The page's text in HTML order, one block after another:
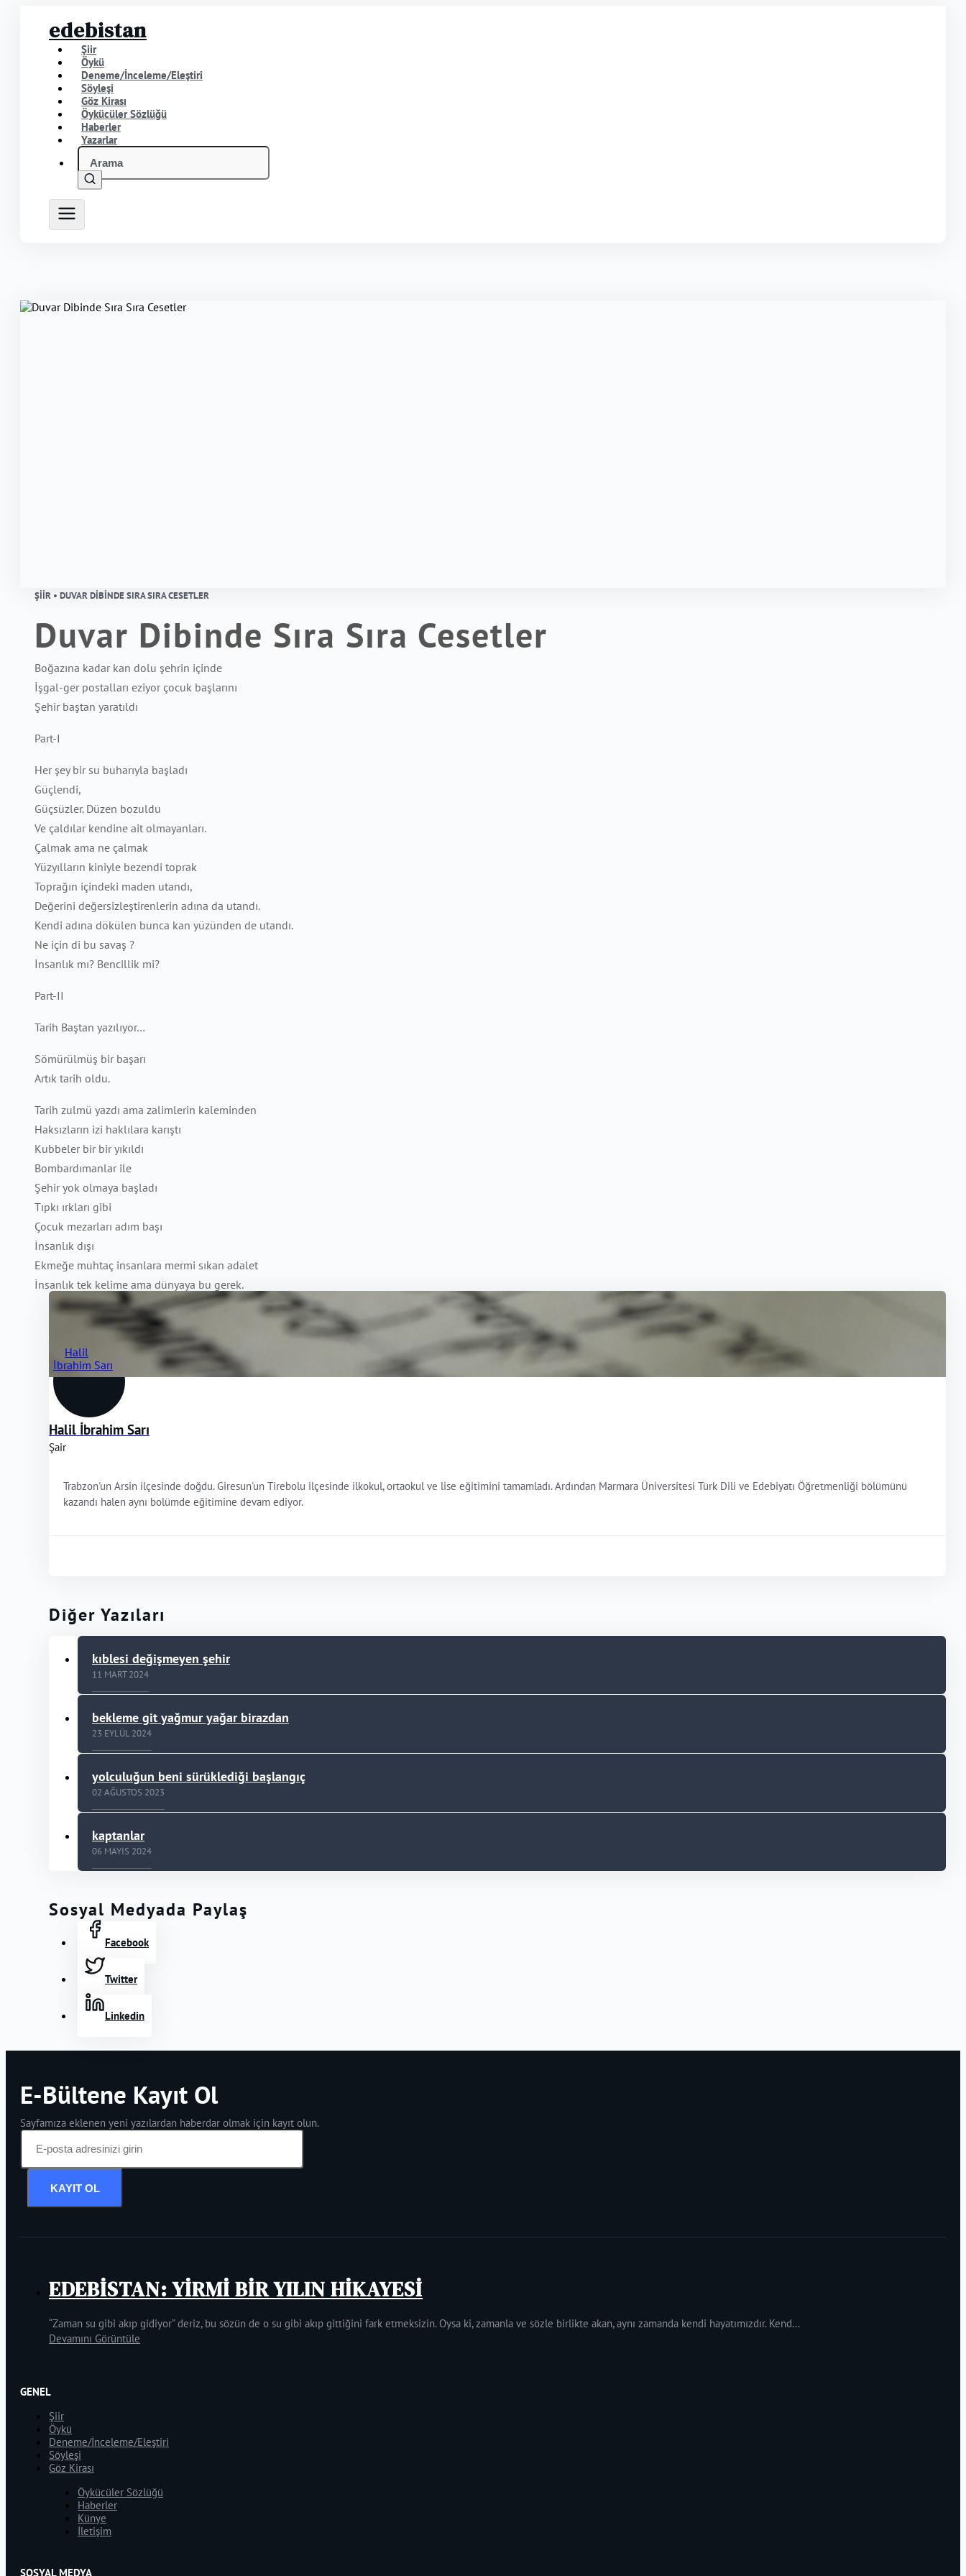
edebistan
Şiir
Öykü
Deneme/İnceleme/Eleştiri
Söyleşi
Göz Kirası
Öykücüler Sözlüğü
Haberler
Yazarlar
ŞIIR • DUVAR DIBINDE SIRA SIRA CESETLER
Duvar Dibinde Sıra Sıra Cesetler
Boğazına kadar kan dolu şehrin içinde
İşgal-ger postalları eziyor çocuk başlarını
Şehir baştan yaratıldı
Part-I
Her şey bir su buharıyla başladı
Güçlendi,
Güçsüzler. Düzen bozuldu
Ve çaldılar kendine ait olmayanları.
Çalmak ama ne çalmak
Yüzyılların kiniyle bezendi toprak
Toprağın içindeki maden utandı,
Değerini değersizleştirenlerin adına da utandı.
Kendi adına dökülen bunca kan yüzünden de utandı.
Ne için di bu savaş ?
İnsanlık mı? Bencillik mi?
Part-II
Tarih Baştan yazılıyor…
Sömürülmüş bir başarı
Artık tarih oldu.
Tarih zulmü yazdı ama zalimlerin kaleminden
Haksızların izi haklılara karıştı
Kubbeler bir bir yıkıldı
Bombardımanlar ile
Şehir yok olmaya başladı
Tıpkı ırkları gibi
Çocuk mezarları adım başı
İnsanlık dışı
Ekmeğe muhtaç insanlara mermi sıkan adalet
İnsanlık tek kelime ama dünyaya bu gerek.
Halil İbrahim Sarı
Şair
Trabzon'un Arsin ilçesinde doğdu. Giresun'un Tirebolu ilçesinde ilkokul, ortaokul ve lise eğitimini tamamladı. Ardından Marmara Üniversitesi Türk Dili ve Edebiyatı Öğretmenliği bölümünü
kazandı halen aynı bolümde eğitimine devam ediyor.
Diğer Yazıları
kıblesi değişmeyen şehir
11 MART 2024
bekleme git yağmur yağar birazdan
23 EYLÜL 2024
yolculuğun beni sürüklediği başlangıç
02 AĞUSTOS 2023
kaptanlar
06 MAYIS 2024
Sosyal Medyada Paylaş
Facebook
Twitter
Linkedin
E-Bültene Kayıt Ol
Sayfamıza eklenen yeni yazılardan haberdar olmak için kayıt olun.
KAYIT OL
EDEBİSTAN: YİRMİ BİR YILIN HİKAYESİ
“Zaman su gibi akıp gidiyor” deriz, bu sözün de o su gibi akıp gittiğini fark etmeksizin. Oysa ki, zamanla ve sözle birlikte akan, aynı zamanda kendi hayatımızdır. Kend...
Devamını Görüntüle
GENEL
Şiir
Öykü
Deneme/İnceleme/Eleştiri
Söyleşi
Göz Kirası
Öykücüler Sözlüğü
Haberler
Künye
İletişim
SOSYAL MEDYA